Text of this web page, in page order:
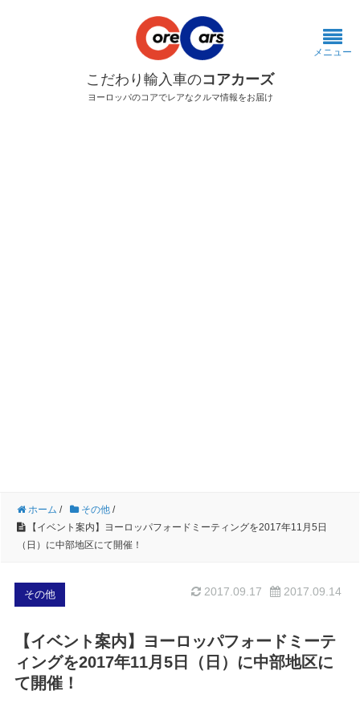
こだわり輸入車のコアカーズ
ヨーロッパのコアでレアなクルマ情報をお届け
メニュー
ホーム / その他 /
【イベント案内】ヨーロッパフォードミーティングを2017年11月5日
（日）に中部地区にて開催！
その他 2017.09.14
2017.09.17
【イベント案内】ヨーロッパフォードミーテ
ィングを2017年11月5日（日）に中部地区に
て開催！